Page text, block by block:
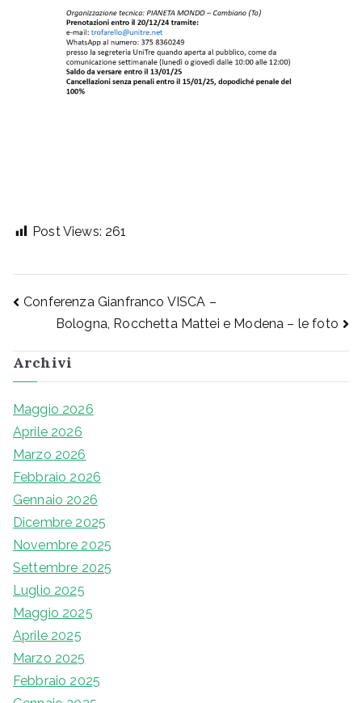
Post Views: 261
Navigazione
articoli
Conferenza Gianfranco VISCA –
Bologna, Rocchetta Mattei e Modena – le foto
Archivi
Maggio 2026
Aprile 2026
Marzo 2026
Febbraio 2026
Gennaio 2026
Dicembre 2025
Novembre 2025
Settembre 2025
Luglio 2025
Maggio 2025
Aprile 2025
Marzo 2025
Febbraio 2025